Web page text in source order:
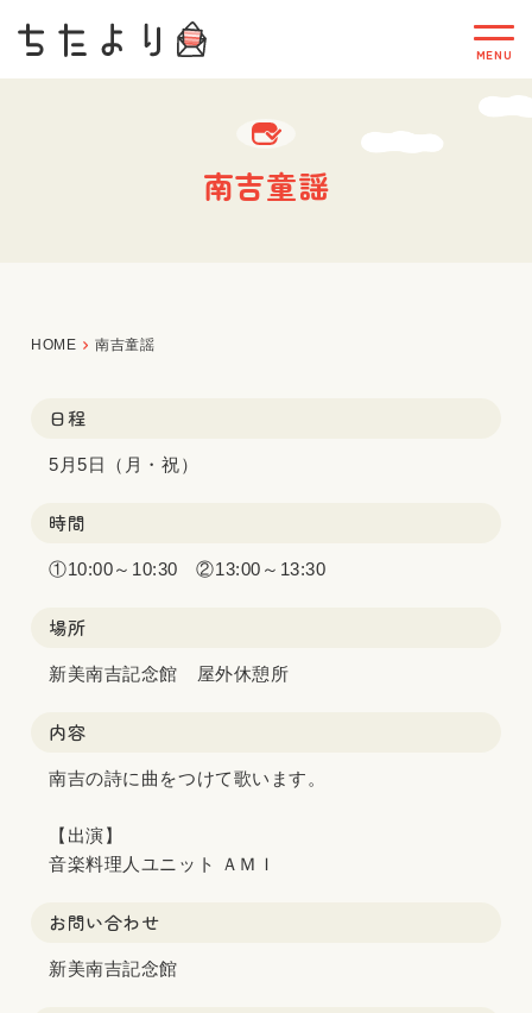
南吉童謡
HOME 南吉童謡
日程
5月5日（月・祝）
時間
①10:00～10:30 ②13:00～13:30
場所
新美南吉記念館 屋外休憩所
内容
南吉の詩に曲をつけて歌います。
【出演】
音楽料理人ユニット ＡＭＩ
お問い合わせ
新美南吉記念館